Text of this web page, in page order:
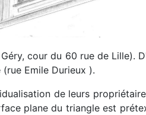
cour du 60 rue de Lille).
Emile Durieux ).
de leurs
plane du triangle est